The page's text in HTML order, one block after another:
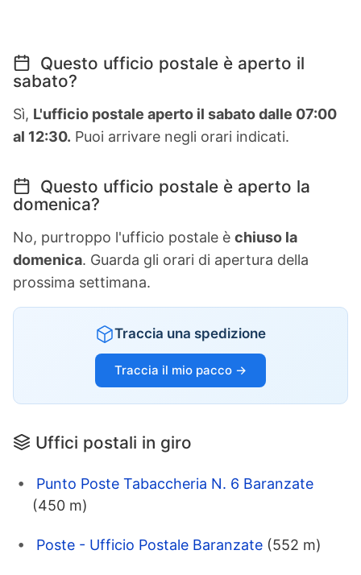
Questo ufficio postale è aperto il
sabato?
Sì, L'ufficio postale aperto il sabato dalle 07:00
al 12:30. Puoi arrivare negli orari indicati.
Questo ufficio postale è aperto la
domenica?
No, purtroppo l'ufficio postale è chiuso la
domenica. Guarda gli orari di apertura della
prossima settimana.
Traccia una spedizione
Traccia il mio pacco →
Uffici postali in giro
Punto Poste Tabaccheria N. 6 Baranzate
(450 m)
Poste - Ufficio Postale Baranzate (552 m)